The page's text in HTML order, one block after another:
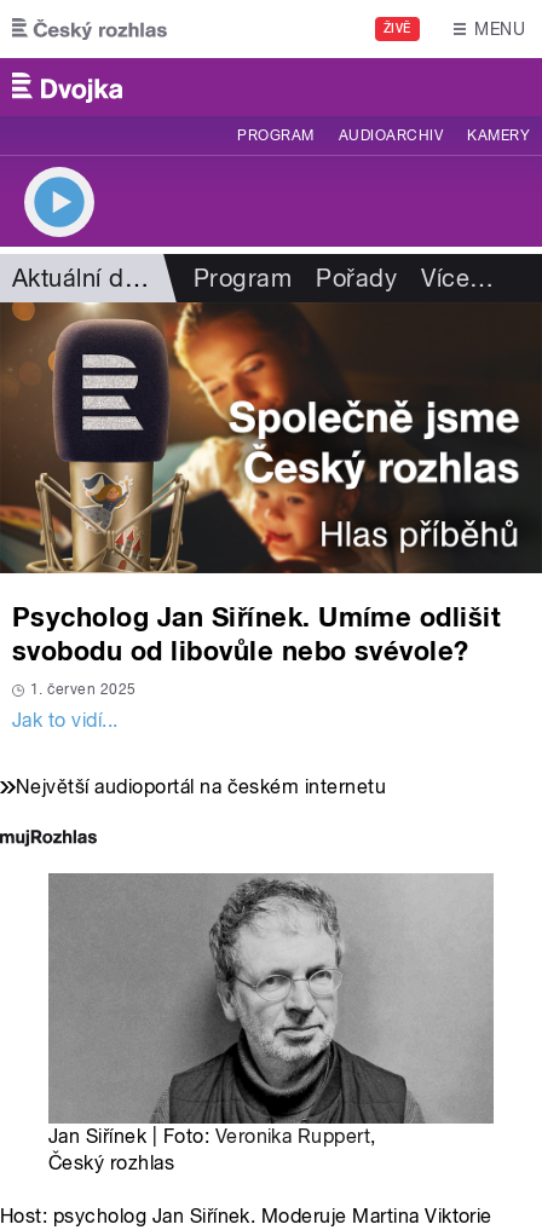
Přejít k hlavnímu obsahu
ŽIVĚ MENU
PROGRAM AUDIOARCHIV KAMERY
Aktuální dění Program Pořady Více…
Psycholog Jan Siřínek. Umíme odlišit
svobodu od libovůle nebo svévole?
1. červen 2025
Jak to vidí...
Největší audioportál na českém internetu
Jan Siřínek | Foto: Veronika Ruppert,
Český rozhlas
Host: psycholog Jan Siřínek. Moderuje Martina Viktorie